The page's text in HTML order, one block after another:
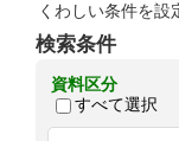
くわしい条件を設
検索条件
資料区分
すべて選択